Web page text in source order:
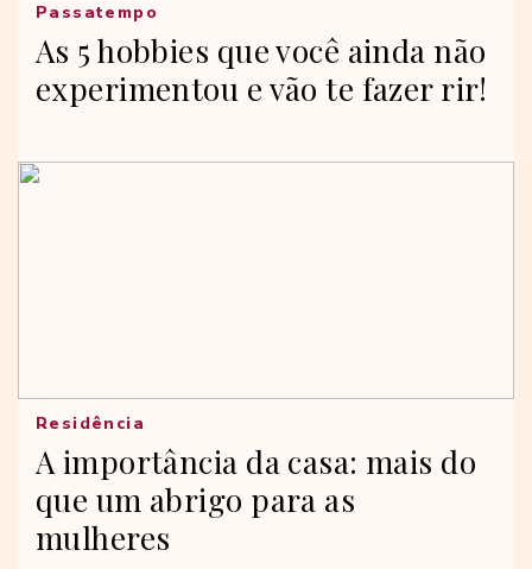
As 5 hobbies que você ainda não
experimentou e vão te fazer rir!
Passatempo
A importância da casa: mais do
que um abrigo para as
mulheres
Residência